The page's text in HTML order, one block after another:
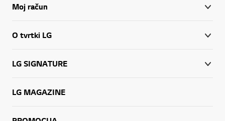
Moj račun
O tvrtki LG
LG SIGNATURE
LG MAGAZINE